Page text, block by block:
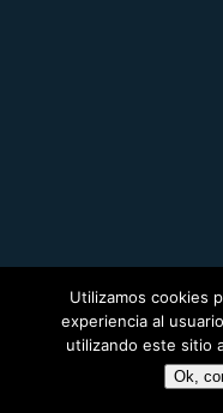
Utilizamos cookies
experiencia al
utilizando este sitio
Ok,